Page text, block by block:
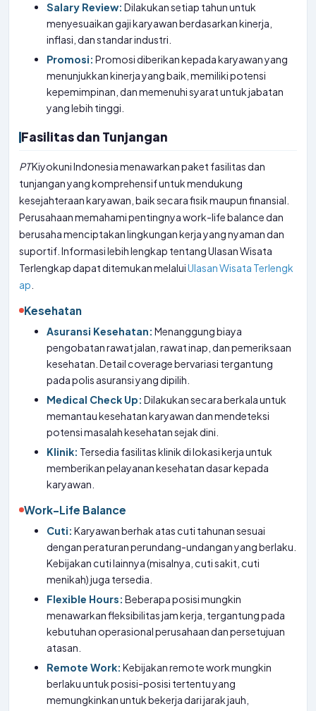
Salary Review: Dilakukan setiap tahun untuk
menyesuaikan gaji karyawan berdasarkan kinerja,
inflasi, dan standar industri.
Promosi: Promosi diberikan kepada karyawan yang
menunjukkan kinerja yang baik, memiliki potensi
kepemimpinan, dan memenuhi syarat untuk jabatan
yang lebih tinggi.
Fasilitas dan Tunjangan
PTKiyokuni Indonesia menawarkan paket fasilitas dan
tunjangan yang komprehensif untuk mendukung
kesejahteraan karyawan, baik secara fisik maupun finansial.
Perusahaan memahami pentingnya work-life balance dan
berusaha menciptakan lingkungan kerja yang nyaman dan
suportif. Informasi lebih lengkap tentang Ulasan Wisata
Terlengkap dapat ditemukan melaluiUlasan Wisata Terlengk
ap
Kesehatan
Asuransi Kesehatan: Menanggung biaya
pengobatan rawat jalan, rawat inap, dan pemeriksaan
kesehatan. Detail coverage bervariasi tergantung
pada polis asuransi yang dipilih.
Medical Check Up: Dilakukan secara berkala untuk
memantau kesehatan karyawan dan mendeteksi
potensi masalah kesehatan sejak dini.
Klinik: Tersedia fasilitas klinik di lokasi kerja untuk
memberikan pelayanan kesehatan dasar kepada
karyawan.
Work-Life Balance
Cuti: Karyawan berhak atas cuti tahunan sesuai
dengan peraturan perundang-undangan yang berlaku.
Kebijakan cuti lainnya (misalnya, cuti sakit, cuti
menikah) juga tersedia.
Flexible Hours: Beberapa posisi mungkin
menawarkan fleksibilitas jam kerja, tergantung pada
kebutuhan operasional perusahaan dan persetujuan
atasan.
Remote Work: Kebijakan remote work mungkin
berlaku untuk posisi-posisi tertentu yang
memungkinkan untuk bekerja dari jarak jauh,